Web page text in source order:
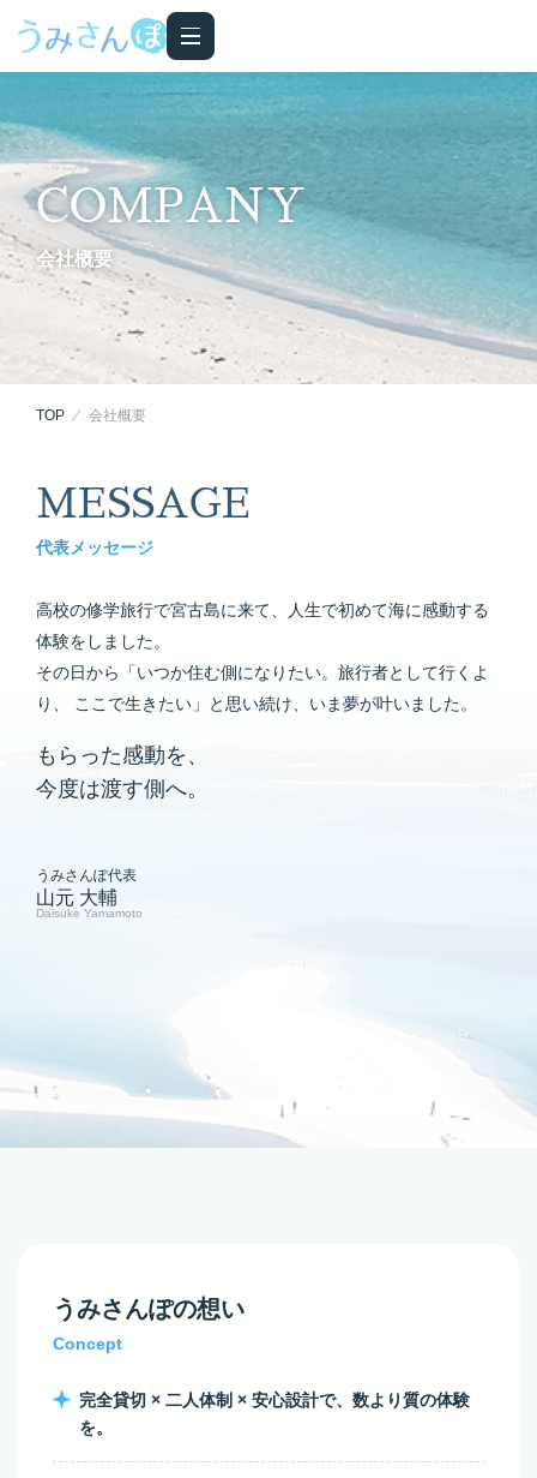
COMPANY
会社概要
TOP 会社概要
MESSAGE
代表メッセージ
高校の修学旅行で宮古島に来て、人生で初めて海に感動する
体験をしました。
その日から「いつか住む側になりたい。旅行者として行くよ
り、
ここで生きたい」と思い続け、いま夢が叶いました。
もらった感動を、
今度は渡す側へ。
うみさんぽ代表
山元 大輔
Daisuke Yamamoto
うみさんぽの想い
Concept
完全貸切 × 二人体制 × 安心設計で、数より質の体験
を。